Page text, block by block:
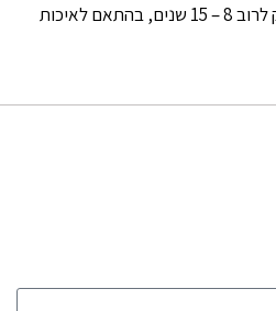
נכונה. פסנתר דיגיטלי מחזיק לרוב 8 – 15 שנים, בהתאם לאיכות